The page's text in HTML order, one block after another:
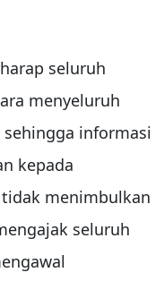
seluruh
menyeluruh
sehingga informasi
kepada
menimbulkan
seluruh